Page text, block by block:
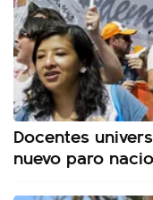
Docentes
nuevo paro